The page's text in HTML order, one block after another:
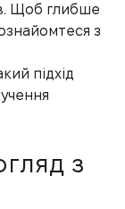
Щоб глибше
з
підхід
з